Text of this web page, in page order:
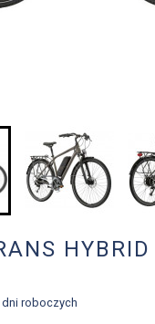
dni roboczych